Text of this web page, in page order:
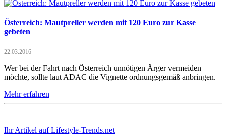
Österreich: Mautpreller werden mit 120 Euro zur Kasse
gebeten
22.03.2016
Wer bei der Fahrt nach Österreich unnötigen Ärger vermeiden
möchte, sollte laut ADAC die Vignette ordnungsgemäß anbringen.
Mehr erfahren
Ihr Artikel auf Lifestyle-Trends.net